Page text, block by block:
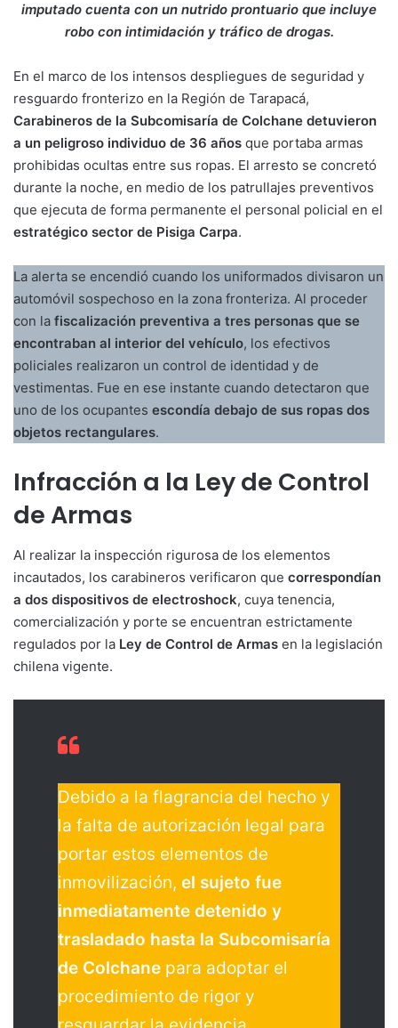
imputado cuenta con un nutrido prontuario que incluye
robo con intimidación y tráfico de drogas.
En el marco de los intensos despliegues de seguridad y
resguardo fronterizo en la Región de Tarapacá,
Carabineros de la Subcomisaría de Colchane detuvieron
a un peligroso individuo de 36 años que portaba armas
prohibidas ocultas entre sus ropas. El arresto se concretó
durante la noche, en medio de los patrullajes preventivos
que ejecuta de forma permanente el personal policial en el
estratégico sector de Pisiga Carpa.
La alerta se encendió cuando los uniformados divisaron un
automóvil sospechoso en la zona fronteriza. Al proceder
con la fiscalización preventiva a tres personas que se
encontraban al interior del vehículo, los efectivos
policiales realizaron un control de identidad y de
vestimentas. Fue en ese instante cuando detectaron que
uno de los ocupantes escondía debajo de sus ropas dos
objetos rectangulares.
Infracción a la Ley de Control
de Armas
Al realizar la inspección rigurosa de los elementos
incautados, los carabineros verificaron que correspondían
a dos dispositivos de electroshock, cuya tenencia,
comercialización y porte se encuentran estrictamente
regulados por la Ley de Control de Armas en la legislación
chilena vigente.
Debido a la flagrancia del hecho y
la falta de autorización legal para
portar estos elementos de
inmovilización, el sujeto fue
inmediatamente detenido y
trasladado hasta la Subcomisaría
de Colchane para adoptar el
procedimiento de rigor y